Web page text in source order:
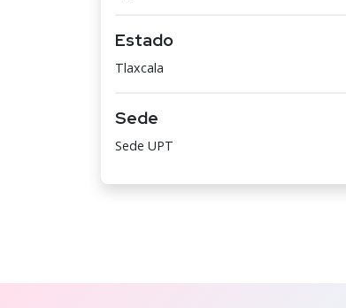
Estado
Tlaxcala
Sede
Sede UPT